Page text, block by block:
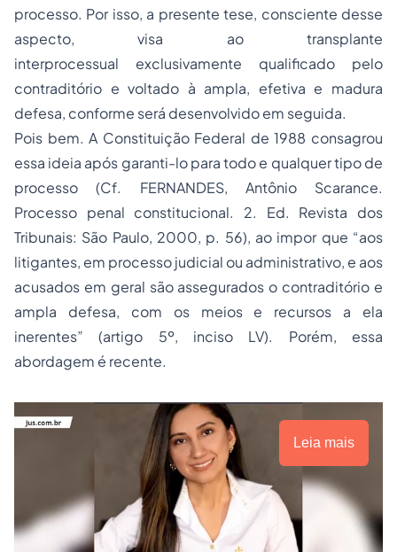
processo. Por isso, a presente tese, consciente desse
aspecto, visa ao transplante
interprocessual exclusivamente qualificado pelo
contraditório e voltado à ampla, efetiva e madura
defesa, conforme será desenvolvido em seguida.
Pois bem. A Constituição Federal de 1988 consagrou
essa ideia após garanti-lo para todo e qualquer tipo de
processo (Cf. FERNANDES, Antônio Scarance.
Processo penal constitucional. 2. Ed. Revista dos
Tribunais: São Paulo, 2000, p. 56), ao impor que “aos
litigantes, em processo judicial ou administrativo, e aos
acusados em geral são assegurados o contraditório e
ampla defesa, com os meios e recursos a ela
inerentes” (artigo 5º, inciso LV). Porém, essa
abordagem é recente.
Leia mais